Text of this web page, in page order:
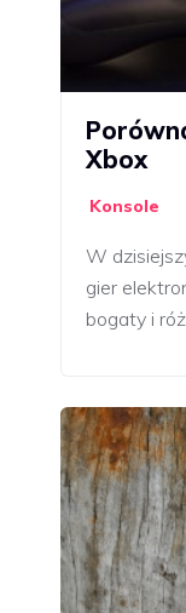
Xbox
Konsole
W
gier
bogaty i